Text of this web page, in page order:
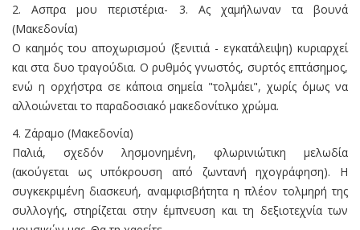
2. Ασπρα μου περιστέρια- 3. Ας χαμήλωναν τα βουνά
(Μακεδονία)
Ο καημός του αποχωρισμού (ξενιτιά - εγκατάλειψη) κυριαρχεί
και στα δυο τραγούδια. Ο ρυθμός γνωστός, συρτός επτάσημος,
ενώ η ορχήστρα σε κάποια σημεία "τολμάει", χωρίς όμως να
αλλοιώνεται το παραδοσιακό μακεδονίτικο χρώμα.
4. Ζάραμο (Μακεδονία)
Παλιά, σχεδόν λησμονημένη, φλωρινιώτικη μελωδία
(ακούγεται ως υπόκρουση από ζωντανή ηχογράφηση). Η
συγκεκριμένη διασκευή, αναμφισβήτητα η πλέον τολμηρή της
συλλογής, στηρίζεται στην έμπνευση και τη δεξιοτεχνία των